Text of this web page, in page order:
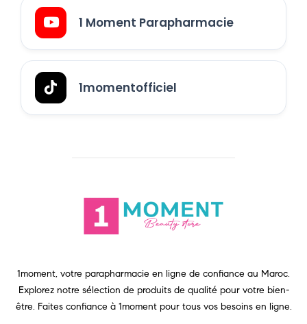
1 Moment Parapharmacie
1momentofficiel
1moment, votre parapharmacie en ligne de confiance au Maroc.
Explorez notre sélection de produits de qualité pour votre bien-
être. Faites confiance à 1moment pour tous vos besoins en ligne.